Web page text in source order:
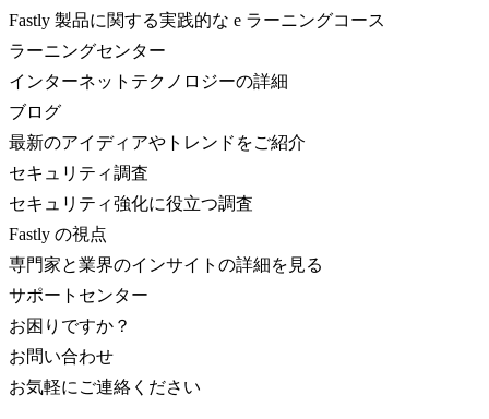
Fastly 製品に関する実践的な e ラーニングコース
ラーニングセンター
インターネットテクノロジーの詳細
ブログ
最新のアイディアやトレンドをご紹介
セキュリティ調査
セキュリティ強化に役立つ調査
Fastly の視点
専門家と業界のインサイトの詳細を見る
サポートセンター
お困りですか？
お問い合わせ
お気軽にご連絡ください